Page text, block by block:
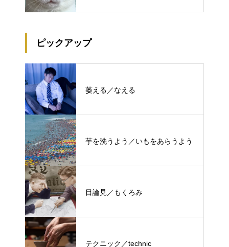
ピックアップ
萎える／なえる
芋を洗うよう／いもをあらうよう
目論見／もくろみ
テクニック／technic